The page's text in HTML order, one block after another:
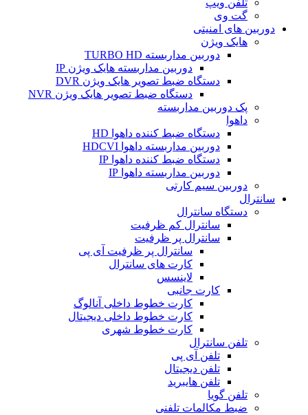
تلفن ویپ
گت وی
دوربین های امنیتی
هایک ویژن
دوربین مداربسته TURBO HD
دوربین مداربسته هایک ویژن IP
دستگاه ضبط تصویر هایک ویژن DVR
دستگاه ضبط تصویر هایک ویژن NVR
پک دوربین مداربسته
داهوا
دستگاه ضبط کننده داهوا HD
دوربین مداربسته داهوا HDCVI
دستگاه ضبط کننده داهوا IP
دوربین مداربسته داهوا IP
دوربین سیم کارتی
سانترال
دستگاه سانترال
سانترال کم ظرفیت
سانترال پر ظرفیت
سانترال پر ظرفیت آی پی
کارت های سانترال
لاینسس
کارت جانبی
کارت خطوط داخلی آنالوگ
کارت خطوط داخلی دیجیتال
کارت خطوط شهری
تلفن سانترال
تلفن آی پی
تلفن دیجیتال
تلفن هایبرید
تلفن گویا
ضبط مکالمات تلفنی